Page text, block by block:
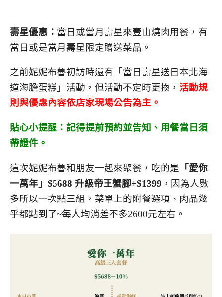
壽星優惠： 當日或當月壽星來壹山燒肉用餐，有
當日或是當月壽星限定贈送菜品。
之前妮妮布魯初訪時還有「當日壽星送日本北海
道海膽蛋糕」活動，但活動不定時更換， 活動規
則與優惠內容依店家現場公告為主。
貼心小提醒：記得提前預約並告知、 用餐當日須
帶證件。
這次妮妮布魯和朋友一起來聚餐，吃的是 「愛你
一萬年」$5688 升級帝王蟹腳+$1399 ，因為人數
多所以一次點三組，菜單上的附餐選項、肉品幾
乎都點到了~每人均消差不多2600元左右。